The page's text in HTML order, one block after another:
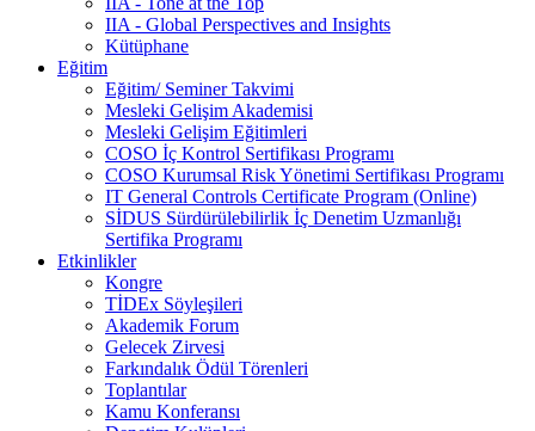
IIA - Global Perspectives and Insights
Kütüphane
Eğitim
Eğitim/ Seminer Takvimi
Mesleki Gelişim Akademisi
Mesleki Gelişim Eğitimleri
COSO İç Kontrol Sertifikası Programı
COSO Kurumsal Risk Yönetimi Sertifikası Programı
IT General Controls Certificate Program (Online)
SİDUS Sürdürülebilirlik İç Denetim Uzmanlığı
Sertifika Programı
Etkinlikler
Kongre
TİDEx Söyleşileri
Akademik Forum
Gelecek Zirvesi
Farkındalık Ödül Törenleri
Toplantılar
Kamu Konferansı